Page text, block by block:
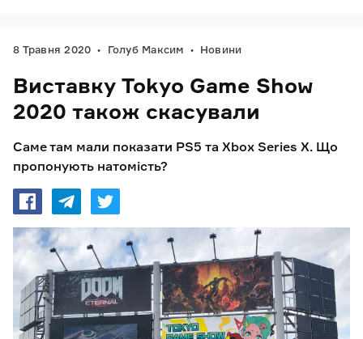
8 Травня 2020 Голуб Максим Новини
Виставку Tokyo Game Show
2020 також скасували
Саме там мали показати PS5 та Xbox Series X. Що
пропонують натомість?